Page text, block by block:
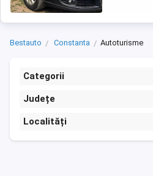
Bestauto Constanta Autoturisme
Categorii
Județe
Localități